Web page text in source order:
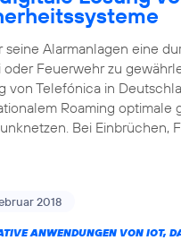
seine Alarmanlagen eine
oder Feuerwehr zu
von Telefónica in
Roaming optimale
Bei Einbrüchen,
2018
ANWENDUNGEN VON IOT,